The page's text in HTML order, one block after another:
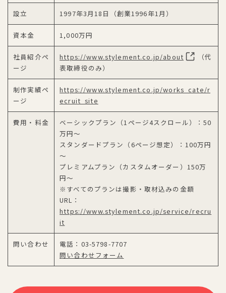
設立 1997年3月18日（創業1996年1月）
資本金 1,000万円
社員紹介ペ
ージ
https://www.stylement.co.jp/about
（代
表取締役のみ）
制作実績ペ
ージ
https://www.stylement.co.jp/works_cate/r
ecruit_site
費用・料金
ベーシックプラン（1ページ4スクロール）：50
万円～
スタンダードプラン（6ページ想定）：100万円
～
プレミアムプラン（カスタムオーダー）150万
円～
※すべてのプランは撮影・取材込みの金額
URL：
https://www.stylement.co.jp/service/recru
it
問い合わせ
電話：03-5798-7707
問い合わせフォーム